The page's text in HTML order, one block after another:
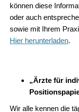
können diese
oder auch
sowie mit Ihrem
Hier herunterladen.
„Ärzte für
Wir alle kennen die